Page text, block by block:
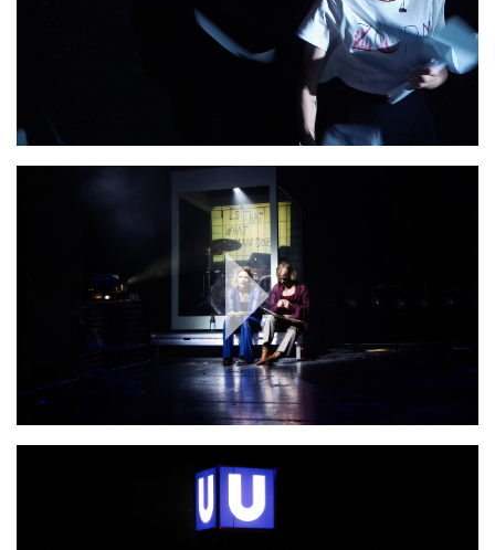
Play
Video